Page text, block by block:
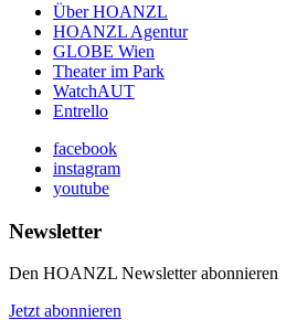
Über HOANZL
HOANZL Agentur
GLOBE Wien
Theater im Park
WatchAUT
Entrello
facebook
instagram
youtube
Newsletter
Den HOANZL Newsletter abonnieren
Jetzt abonnieren